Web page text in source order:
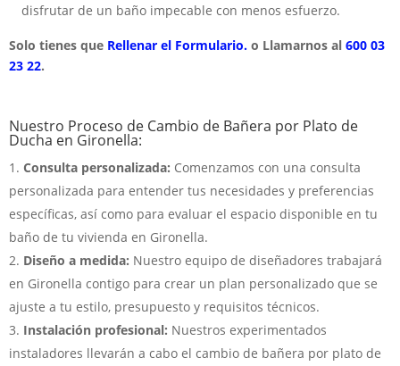
disfrutar de un baño impecable con menos esfuerzo.
Solo tienes que Rellenar el Formulario. o Llamarnos al 600 03
23 22.
Nuestro Proceso de Cambio de Bañera por Plato de
Ducha en Gironella:
Consulta personalizada: Comenzamos con una consulta
personalizada para entender tus necesidades y preferencias
específicas, así como para evaluar el espacio disponible en tu
baño de tu vivienda en Gironella.
Diseño a medida: Nuestro equipo de diseñadores trabajará
en Gironella contigo para crear un plan personalizado que se
ajuste a tu estilo, presupuesto y requisitos técnicos.
Instalación profesional: Nuestros experimentados
instaladores llevarán a cabo el cambio de bañera por plato de